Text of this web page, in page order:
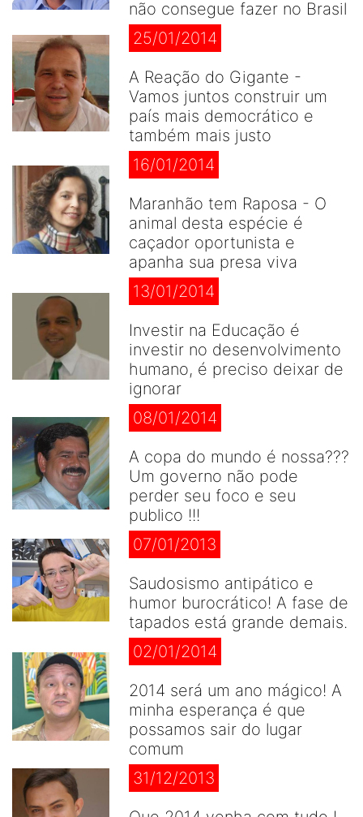
não consegue fazer no Brasil
25/01/2014
A Reação do Gigante -
Vamos juntos construir um
país mais democrático e
também mais justo
16/01/2014
Maranhão tem Raposa - O
animal desta espécie é
caçador oportunista e
apanha sua presa viva
13/01/2014
Investir na Educação é
investir no desenvolvimento
humano, é preciso deixar de
ignorar
08/01/2014
A copa do mundo é nossa???
Um governo não pode
perder seu foco e seu
publico !!!
07/01/2013
Saudosismo antipático e
humor burocrático! A fase de
tapados está grande demais.
02/01/2014
2014 será um ano mágico! A
minha esperança é que
possamos sair do lugar
comum
31/12/2013